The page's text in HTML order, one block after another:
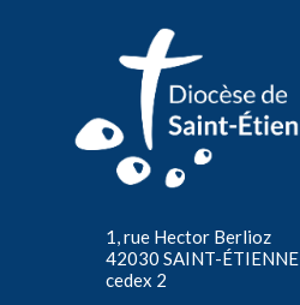
1, rue Hector Berlioz
42030 SAINT-ÉTIENNE
cedex 2